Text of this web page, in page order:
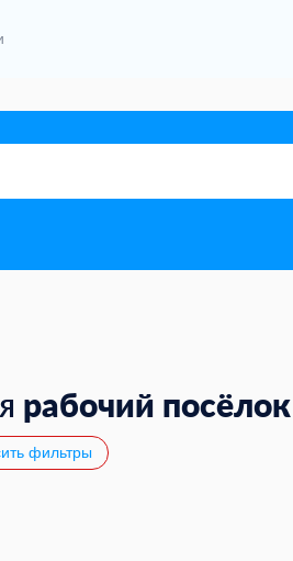
рабочий
фильтры